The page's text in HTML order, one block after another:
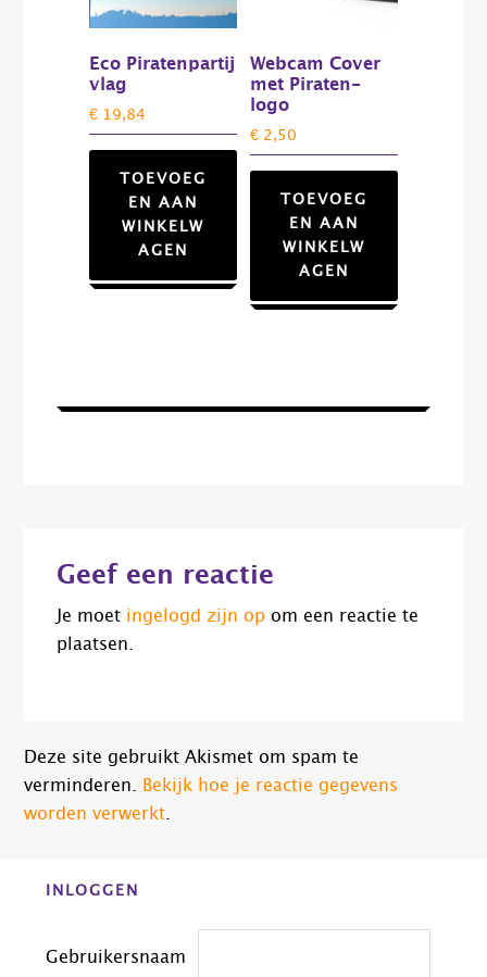
Eco Piratenpartij
vlag
€ 19,84
TOEVOEG
EN AAN
WINKELW
AGEN
Webcam Cover
met Piraten-
logo
€2,50
TOEVOEG
EN AAN
WINKELW
AGEN
Interacties
Geef een reactie
Je moet ingelogd zijn op om een reactie te
plaatsen.
Deze site gebruikt Akismet om spam te
verminderen.
Bekijk hoe je reactie gegevens
worden verwerkt
Before
INLOGGEN
Gebruikersnaam